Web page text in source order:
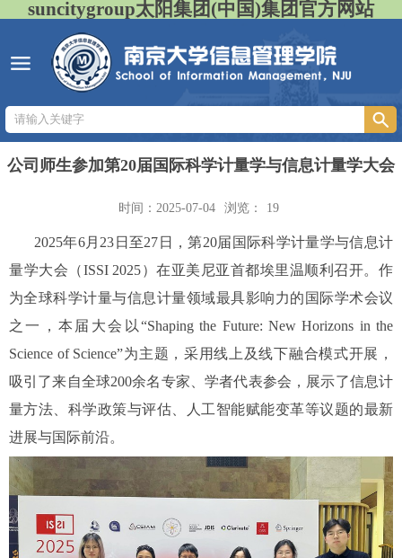
suncitygroup太阳集团(中国)集团官方网站
公司师生参加第20届国际科学计量学与信息计量学大会
时间：2025-07-04 浏览： 19
2025年6月 23 日至27 日，第20届国际科学计量学与信息计
量学大会（ISSI 2025）在亚美尼亚首都埃里温顺利召开。作
为全球科学计量与信息计量领域最具影响力的国际学术会议
之一，本届大会以“Shaping the Future: New Horizons in the
Science of Science”为主题，采用线上及线下融合模式开展，
吸引了来自全球200余名专家、学者代表参会，展示了信息计
量方法、科学政策与评估、人工智能赋能变革等议题的最新
进展与国际前沿。